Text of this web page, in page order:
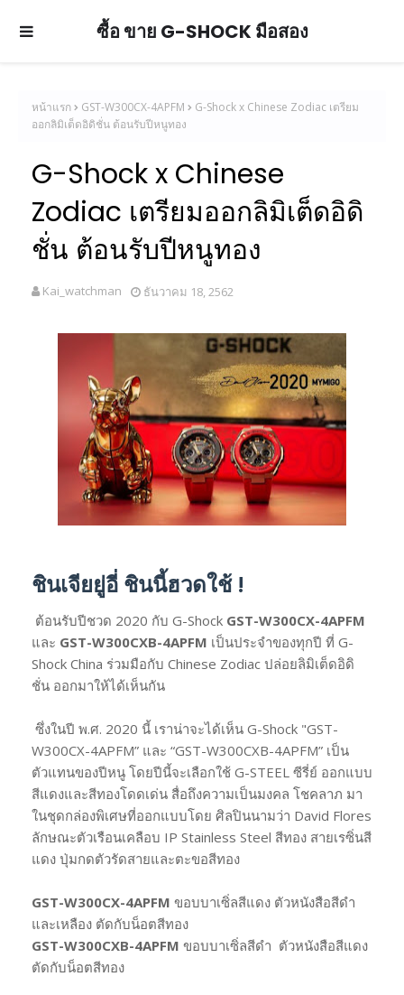
ซื้อ ขาย G-SHOCK มือสอง
หน้าแรก GST-W300CX-4APFM
G-Shock x Chinese Zodiac เตรียม
ออกลิมิเต็ดอิดิชั่น ต้อนรับปีหนูทอง
G-Shock x Chinese
Zodiac เตรียมออกลิมิเต็ดอิดิ
ชั่น ต้อนรับปีหนูทอง
Kai_watchman ธันวาคม 18, 2562
ชินเจียยู่อี่ ชินนี้ฮวดใช้ !
ต้อนรับปีชวด 2020 กับ G-Shock GST-W300CX-4APFM
และ GST-W300CXB-4APFM เป็นประจำของทุกปี ที่ G-
Shock China ร่วมมือกับ Chinese Zodiac ปล่อยลิมิเต็ดอิดิ
ชั่น ออกมาให้ได้เห็นกัน
ซึ่งในปี พ.ศ. 2020 นี้ เราน่าจะได้เห็น G-Shock "GST-
W300CX-4APFM” และ “GST-W300CXB-4APFM” เป็น
ตัวแทนของปีหนู โดยปีนี้จะเลือกใช้ G-STEEL ซีรี่ย์ ออกแบบ
สีแดงและสีทองโดดเด่น สื่อถึงความเป็นมงคล โชคลาภ มา
ในชุดกล่องพิเศษที่ออกแบบโดย ศิลปินนามว่า David Flores
ลักษณะตัวเรือนเคลือบ IP Stainless Steel สีทอง สายเรซิ่นสี
แดง ปุ่มกดตัวรัดสายและตะขอสีทอง
GST-W300CX-4APFM ขอบบาเซิ่ลสีแดง ตัวหนังสือสีดำ
และเหลือง ตัดกับน็อตสีทอง
GST-W300CXB-4APFM ขอบบาเซิ่ลสีดำ ตัวหนังสือสีแดง
ตัดกับน็อตสีทอง